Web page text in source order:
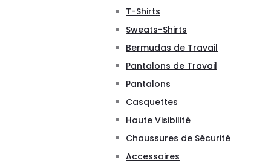
T-Shirts
Sweats-Shirts
Bermudas de Travail
Pantalons de Travail
Pantalons
Casquettes
Haute Visibilité
Chaussures de Sécurité
Accessoires